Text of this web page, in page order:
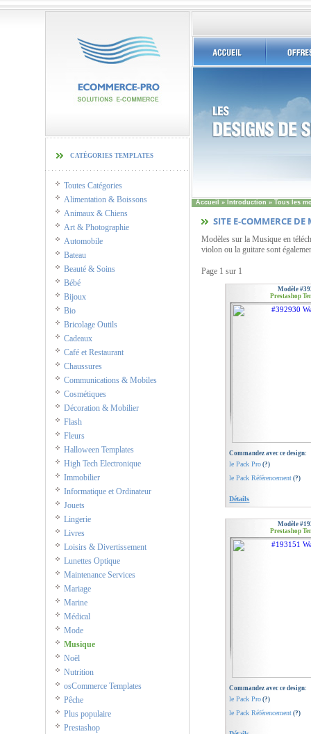
catégories templates
Toutes Catégories
Alimentation & Boissons
Animaux & Chiens
Art & Photographie
Automobile
Bateau
Beauté & Soins
Bébé
Bijoux
Bio
Bricolage Outils
Cadeaux
Café et Restaurant
Chaussures
Communications & Mobiles
Cosmétiques
Décoration & Mobilier
Flash
Fleurs
Halloween Templates
High Tech Electronique
Immobilier
Informatique et Ordinateur
Jouets
Lingerie
Livres
Loisirs & Divertissement
Lunettes Optique
Maintenance Services
Mariage
Marine
Médical
Mode
Musique
Noël
Nutrition
osCommerce Templates
Pêche
Plus populaire
Prestashop
Accueil » Introduction » Tous les
SITE E-COMMERCE DE
Modèles sur la Musique en
violon ou la guitare sont
Page 1 sur 1
Modèle
Prestashop
Commandez avec ce design:
le Pack Pro (?)
le Pack Référencement (?)
Détails
Modèle
Prestashop
Commandez avec ce design:
le Pack Pro (?)
le Pack Référencement (?)